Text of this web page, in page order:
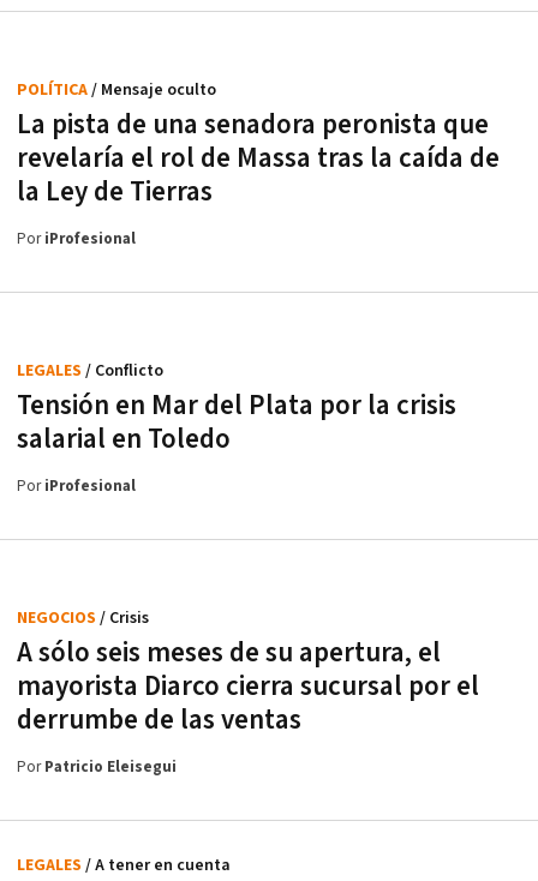
La pista de una senadora peronista que
revelaría el rol de Massa tras la caída de
la Ley de Tierras
POLÍTICA/ Mensaje oculto
PoriProfesional
Tensión en Mar del Plata por la crisis
salarial en Toledo
LEGALES / Conflicto
PoriProfesional
A sólo seis meses de su apertura, el
mayorista Diarco cierra sucursal por el
derrumbe de las ventas
NEGOCIOS / Crisis
PorPatricio Eleisegui
LEGALES / A tener en cuenta